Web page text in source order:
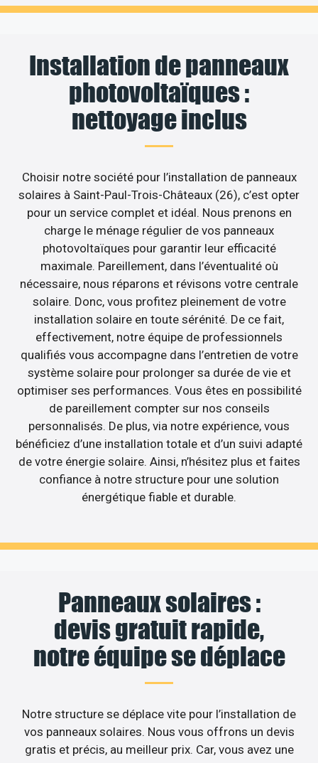
Installation de panneaux
photovoltaïques :
nettoyage inclus
Choisir notre société pour l’installation de panneaux
solaires à Saint-Paul-Trois-Châteaux (26), c’est opter
pour un service complet et idéal. Nous prenons en
charge le ménage régulier de vos panneaux
photovoltaïques pour garantir leur efficacité
maximale. Pareillement, dans l’éventualité où
nécessaire, nous réparons et révisons votre centrale
solaire. Donc, vous profitez pleinement de votre
installation solaire en toute sérénité. De ce fait,
effectivement, notre équipe de professionnels
qualifiés vous accompagne dans l’entretien de votre
système solaire pour prolonger sa durée de vie et
optimiser ses performances. Vous êtes en possibilité
de pareillement compter sur nos conseils
personnalisés. De plus, via notre expérience, vous
bénéficiez d’une installation totale et d’un suivi adapté
de votre énergie solaire. Ainsi, n’hésitez plus et faites
confiance à notre structure pour une solution
énergétique fiable et durable.
Panneaux solaires :
devis gratuit rapide,
notre équipe se déplace
Notre structure se déplace vite pour l’installation de
vos panneaux solaires. Nous vous offrons un devis
gratis et précis, au meilleur prix. Car, vous avez une